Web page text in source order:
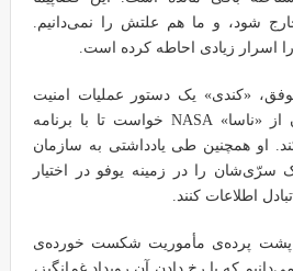
شود، و ما هم علتش را نمی‌دانیم.
را اسرار زیادی احاطه کرده است.
«کندی» یک دستور عملیات امنیت
ملی صادر کرد و طی آن از «ناسا» NASA خواست تا با برنامه
او همچنین طی یادداشتی به سازمان
سرّی‌شان را در زمینه یوفو در اختیار
اطلاعات کنند.
پشت پرده‌ی مأموریت شکست خورده‌ی